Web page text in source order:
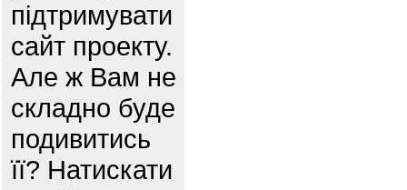
підтримувати
сайт проекту.
Але ж Вам не
складно буде
подивитись
її? Натискати